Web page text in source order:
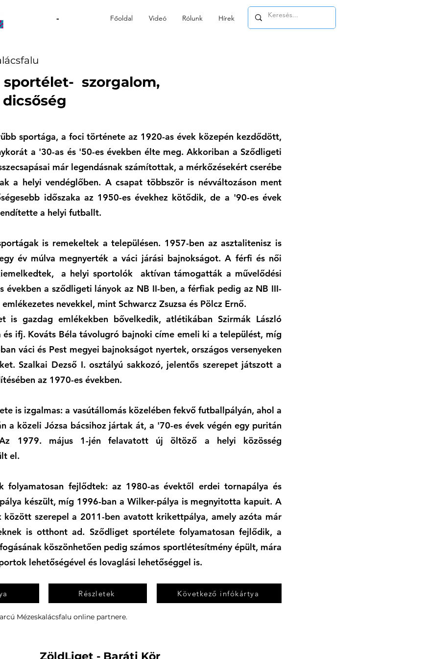
- Főoldal Videó Rólunk Hírek
sportélet- szorgalom,
sportága, a foci története az 1920-as évek közepén kezdődött,
a '30-as és '50-es években élte meg. Akkoriban a Sződligeti
már legendásnak számítottak, a mérkőzésekért cserébe
a helyi vendéglőben. A csapat többször is névváltozáson ment
időszaka az 1950-es évekhez kötődik, de a '90-es évek
a helyi futballt.
is remekeltek a településen. 1957-ben az asztalitenisz is
év múlva megnyerték a váci járási bajnokságot. A férfi és női
a helyi sportolók aktívan támogatták a művelődési
években a sződligeti lányok az NB II-ben, a férfiak pedig az NB III-
nevekkel, mint Schwarcz Zsuzsa és Pölcz Ernő.
is gazdag emlékekben bővelkedik, atlétikában Szirmák László
és ifj. Kováts Béla távolugró bajnoki címe emeli ki a települést, míg
váci és Pest megyei bajnokságot nyertek, országos versenyeken
Szalkai Dezső I. osztályú sakkozó, jelentős szerepet játszott a
az 1970-es években.
is izgalmas: a vasútállomás közelében fekvő futballpályán, ahol a
a közeli Józsa bácsihoz jártak át, a '70-es évek végén egy puritán
1979. május 1-jén felavatott új öltöző a helyi közösség
el.
folyamatosan fejlődtek: az 1980-as évektől erdei tornapálya és
készült, míg 1996-ban a Wilker-pálya is megnyitotta kapuit. A
között szerepel a 2011-ben avatott krikettpálya, amely azóta már
is otthont ad. Sződliget sportélete folyamatosan fejlődik, a
köszönhetően pedig számos sportlétesítmény épült, mára
lehetőségével és lovaglási lehetőséggel is.
Részletek Következő infókártya
Mézeskalácsfalu online partnere.
ZöldLiget - Baráti Kör